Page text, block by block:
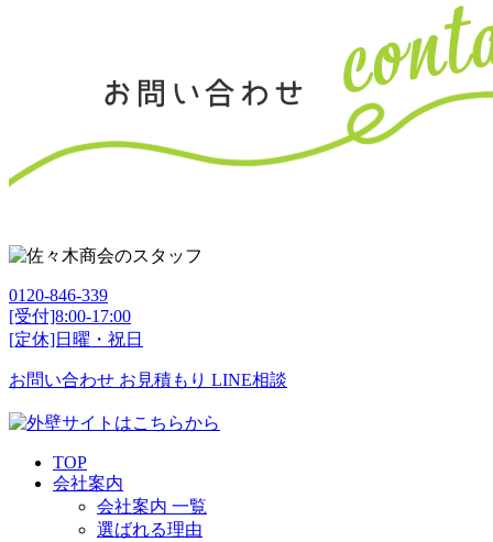
0120-846-339
[受付]8:00-17:00
[定休]日曜・祝日
お問い合わせ お見積もり LINE相談
TOP
会社案内
会社案内 一覧
選ばれる理由